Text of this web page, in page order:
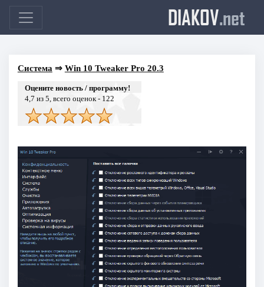
DIAKOV.net
Система ⇒ Win 10 Tweaker Pro 20.3
Оцените новость / программу!
4,7 из 5, всего оценок - 122